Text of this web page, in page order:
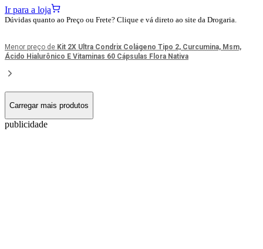
Ir para a loja
Dúvidas quanto ao Preço ou Frete? Clique e vá direto ao site da Drogaria.
Menor preço de Kit 2X Ultra Condrix Colágeno Tipo 2, Curcumina, Msm,
Ácido Hialurônico E Vitaminas 60 Cápsulas Flora Nativa
Carregar mais produtos
publicidade